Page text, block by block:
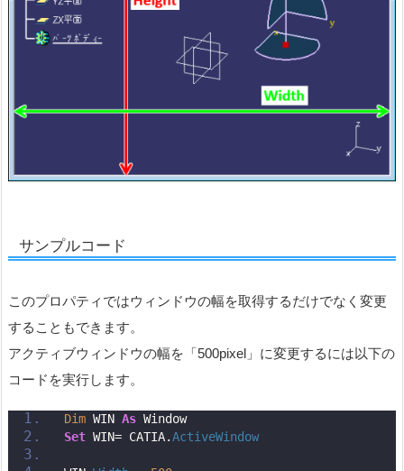
サンプルコード
このプロパティではウィンドウの幅を取得するだけでなく変更
することもできます。
アクティブウィンドウの幅を「500pixel」に変更するには以下の
コードを実行します。
Dim WIN As Window
Set WIN= CATIA.ActiveWindow